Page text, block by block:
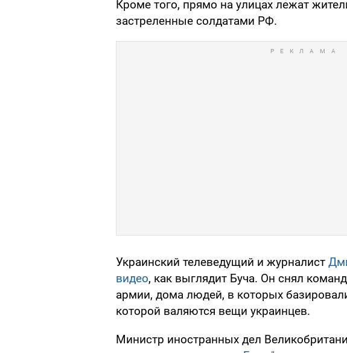
Кроме того, прямо на улицах лежат
застреленные солдатами РФ.
Украинский телеведущий и журналист
видео, как выглядит Буча. Он снял
армии, дома людей, в которых
которой валяются вещи украинцев.
Министр иностранных дел